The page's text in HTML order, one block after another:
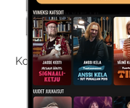
Kokeilemalla